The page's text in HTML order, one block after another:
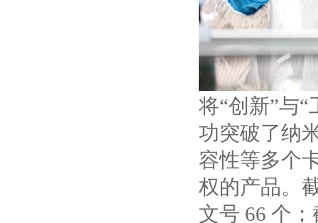
将“创新”与
功突破了纳
容性等多个
权的产品。
文号 66 个